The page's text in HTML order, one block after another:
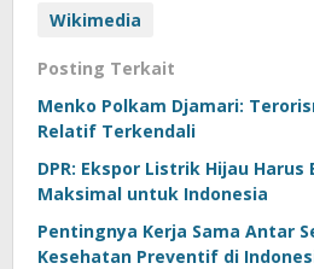
Wikimedia
Posting Terkait
Menko Polkam Djamari:
Relatif Terkendali
DPR: Ekspor Listrik Hijau
Maksimal untuk Indonesia
Pentingnya Kerja Sama Antar
Kesehatan Preventif di